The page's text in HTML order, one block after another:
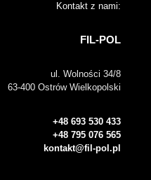
Kontakt z nami:
FIL-POL
ul. Wolności 34/8
63-400 Ostrów Wielkopolski
+48 693 530 433
+48 795 076 565
kontakt@fil-pol.pl